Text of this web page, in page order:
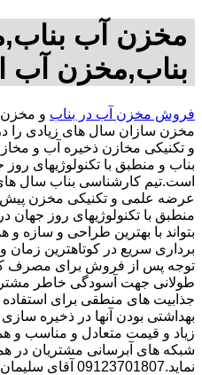
مخزن آب
بناب,مخزن آب
فروش مخزن آب در بناب و
مخزن سازان سال های زیادی
و تکنیکی مخازن ذخیره آب و
بناب و منطبق با تکنولوژیهای روز
است.تیم کارشناسی بناب سال
عرضه علمی و تکنیکی مخزن پیش
منطبق با تکنولوژیهای روز جهان
بتواند با بهترین طراحی و سازه
برداری سریع در کوتاهترین
توجه پس از فروش برای مصرف
طولانی جهت آسودگی خاطر
جذابیت های منطقی برای
بهداشتی بودن آنها در ذخیره
زیاد و قیمت متعادل و مناسب و
شبکه های آبرسانی مشتریان در
نماید.09123701807 آقای سلیمان مجردی